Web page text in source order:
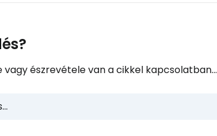
észrevétele van a cikkel kapcsolatban...